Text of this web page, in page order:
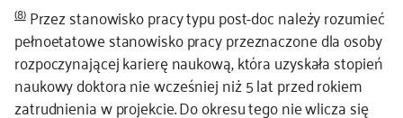
(8)Przez stanowisko pracy typu post-doc należy rozumieć
pełnoetatowe stanowisko pracy przeznaczone dla osoby
rozpoczynającej karierę naukową, która uzyskała stopień
naukowy doktora nie wcześniej niż 5 lat przed rokiem
zatrudnienia w projekcie. Do okresu tego nie wlicza się